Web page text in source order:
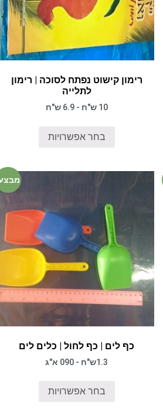
רימון קישוט נפתח לסוכה | רימון
לתלייה
10 ש"ח - 6.9 ש"ח
בחר אפשרויות
כף לים | כף לחול | כלים לים
1.3ש"ח - 090 א"ג
בחר אפשרויות